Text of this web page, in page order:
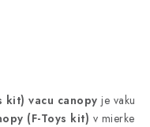
kit) vacu canopy je vaku
(F-Toys kit) v mierke